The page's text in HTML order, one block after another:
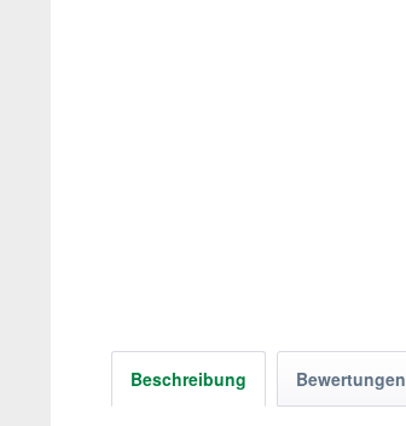
Beschreibung Bewertungen